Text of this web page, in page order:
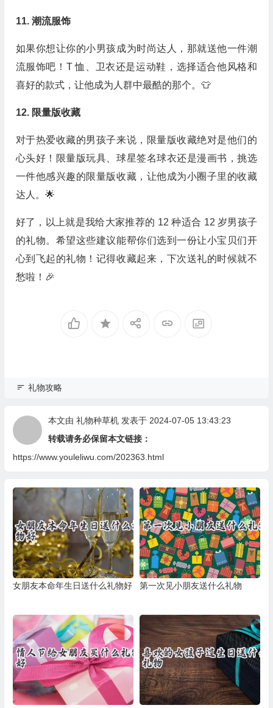
11. 潮流服饰
如果你想让你的小男孩成为时尚达人，那就送他一件潮
流服饰吧！T 恤、卫衣还是运动鞋，选择适合他风格和
喜好的款式，让他成为人群中最酷的那个。👕
12. 限量版收藏
对于热爱收藏的男孩子来说，限量版收藏绝对是他们的
心头好！限量版玩具、球星签名球衣还是漫画书，挑选
一件他感兴趣的限量版收藏，让他成为小圈子里的收藏
达人。🌟
好了，以上就是我给大家推荐的 12 种适合 12 岁男孩子
的礼物。希望这些建议能帮你们选到一份让小宝贝们开
心到飞起的礼物！记得收藏起来，下次送礼的时候就不
愁啦！🎉
礼物攻略
本文由 礼物种草机发表于 2024-07-05 13:43:23
转载请务必保留本文链接：
https://www.youleliwu.com/202363.html
女朋友本命年生日送什么礼物好 第一次见小朋友送什么礼物